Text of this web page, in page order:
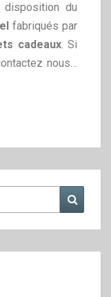
du
fabriqués par
cadeaux. Si
nous…